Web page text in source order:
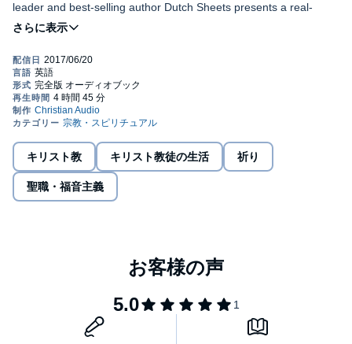
leader and best-selling author Dutch Sheets presents a real-
world, hands-on foundation for prayer. With wisdom and practical
insight, he helps you develop the core of an effective prayer life: a
also shows you how to:
Make prayer a vital part of your life
Pray alone and in groups
Persist in prayer until you see God's answers
Become a powerful intercessor for those you love
And more!
He even includes questions at the end of each chapter to help
you immediately implement what you're learning.
©2017 eChristian (P)2017 Christian Audio
キリスト教 キリスト教徒の生活 祈り
聖職・福音主義